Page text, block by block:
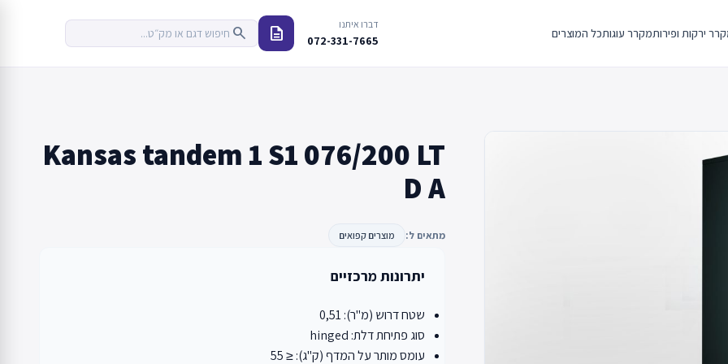
ירקות ופירותמקרר עוגותכל המוצרים
דברו איתנו
072-331-7665
description
search
Kansas tandem 1 S1 076/200 LT
D A
מתאים ל: מוצרים קפואים
יתרונות מרכזיים
שטח דרוש (מ"ר): 0,51
סוג פתיחת דלת: hinged
עומס מותר על המדף (ק"ג): ≤ 55